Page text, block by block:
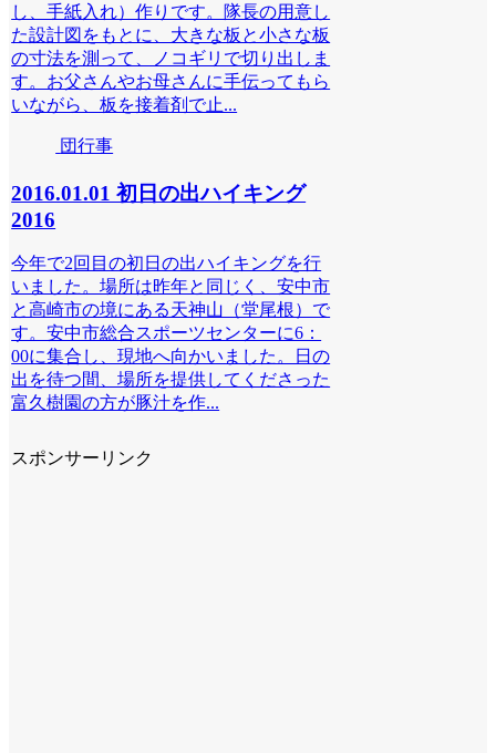
し、手紙入れ）作りです。隊長の用意し
た設計図をもとに、大きな板と小さな板
の寸法を測って、ノコギリで切り出しま
す。お父さんやお母さんに手伝ってもら
いながら、板を接着剤で止...
団行事
2016.01.01 初日の出ハイキング
2016
今年で2回目の初日の出ハイキングを行
いました。場所は昨年と同じく、安中市
と高崎市の境にある天神山（堂尾根）で
す。安中市総合スポーツセンターに6：
00に集合し、現地へ向かいました。日の
出を待つ間、場所を提供してくださった
富久樹園の方が豚汁を作...
スポンサーリンク